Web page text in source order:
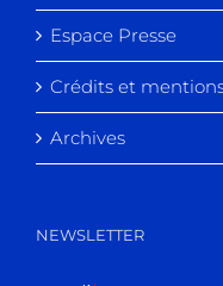
Espace Presse
Crédits et
Archives
NEWSLETTER